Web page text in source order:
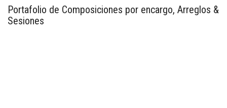
Portafolio de Composiciones por encargo, Arreglos &
Sesiones